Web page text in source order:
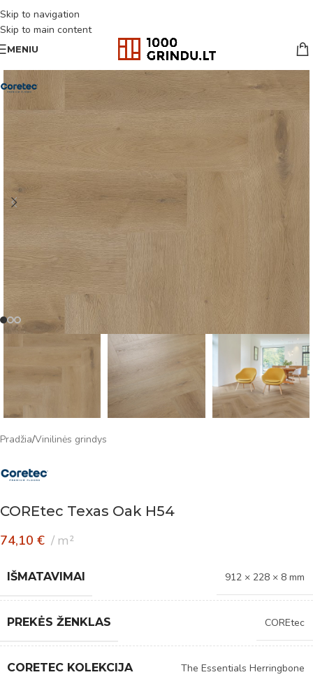
Skip to navigation
Skip to main content
MENIU
Pradžia/Vinilinės grindys
COREtec Texas Oak H54
74,10 € m²
IŠMATAVIMAI 912 × 228 × 8 mm
PREKĖS ŽENKLAS COREtec
CORETEC KOLEKCIJA The Essentials Herringbone